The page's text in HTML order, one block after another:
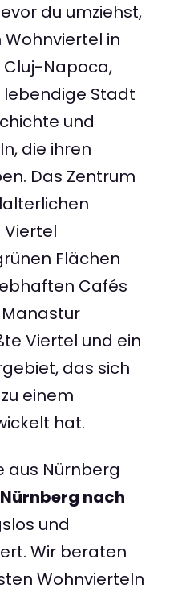
du umziehst,
in
Napoca,
lebendige Stadt
und
die ihren
Das Zentrum
Flächen
Cafés
Viertel und ein
das sich
einem
hat.
aus Nürnberg
nach
und
Wir beraten
Wohnvierteln